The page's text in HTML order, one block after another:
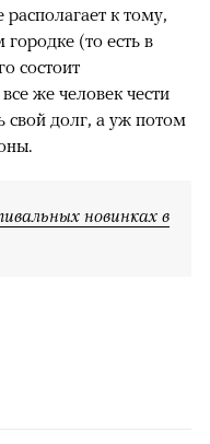
к тому,
(то есть в
состоит
же человек чести
свой долг, а уж потом
новинках в